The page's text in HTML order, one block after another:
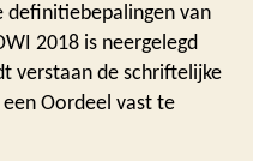
definitiebepalingen van
2018 is neergelegd
verstaan de schriftelijke
Oordeel vast te